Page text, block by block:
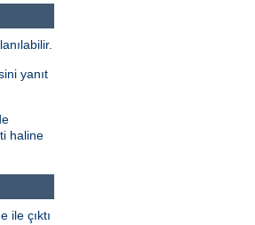
yanıt
haline
ile çıktı